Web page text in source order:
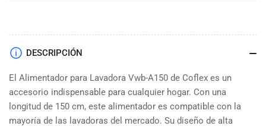
DESCRIPCIÓN
El Alimentador para Lavadora Vwb-A150 de Coflex es un
accesorio indispensable para cualquier hogar. Con una
longitud de 150 cm, este alimentador es compatible con la
mayoría de las lavadoras del mercado. Su diseño de alta